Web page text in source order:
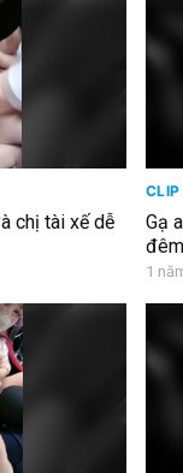
chị tài xế dễ
CLIP
Gạ
1